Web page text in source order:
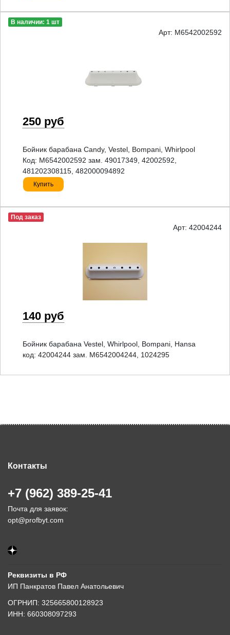
В наличии: 1 шт
Арт: M6542002592
250 руб
Бойник барабана Candy, Vestel, Bompani, Whirlpool
Код: M6542002592 зам. 49017349, 42002592,
481202308115, 482000094892
Купить
Под заказ
Арт: 42004244
140 руб
Бойник барабана Vestel, Whirlpool, Bompani, Hansa
код: 42004244 зам. M6542004244, 1024295
Контакты
+7 (962) 389-25-41
Почта для заявок:
opt@profbyt.com
Реквизиты в РФ
ИП Панкратов Павел Анатольевич
ОГРНИП: 325665800128923
ИНН: 660308097293